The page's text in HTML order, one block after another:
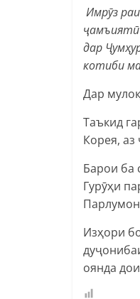
Имрӯз
дар
котиби
Дар
Таъкид
Корея,
Барои ба
Гурӯҳи
Изҳори
оянда